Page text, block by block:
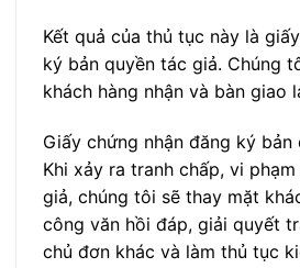
Kết quả của thủ tục này là
ký bản quyền tác giả. Chúng
khách hàng nhận và bàn giao
Giấy chứng nhận đăng ký bản
Khi xảy ra tranh chấp, vi
giả, chúng tôi sẽ thay mặt
công văn hồi đáp, giải quyết
chủ đơn khác và làm thủ tục